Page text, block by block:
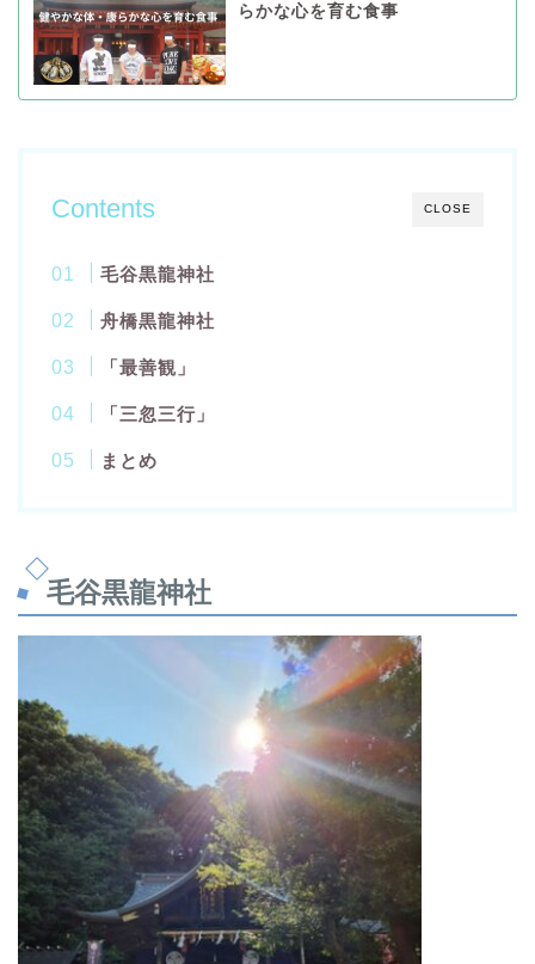
らかな心を育む食事
CLOSE
Contents
毛谷黒龍神社
舟橋黒龍神社
「最善観」
「三忽三行」
まとめ
毛谷黒龍神社